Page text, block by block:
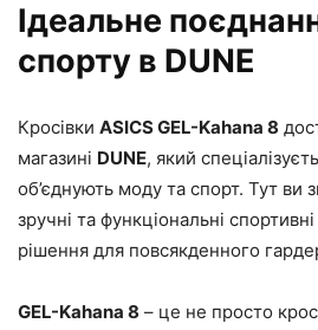
Ідеальне
спорту в DUNE
Кросівки ASICS GEL-Kahana 8
магазині DUNE, який
об’єднують моду та спорт. Тут ви
зручні та функціональні
рішення для повсякденного
GEL-Kahana 8 – це не просто